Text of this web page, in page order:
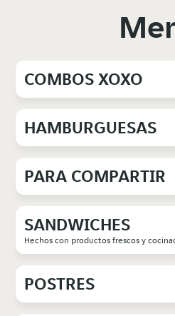
COMBOS XOXO
HAMBURGUESAS
PARA COMPARTIR
SANDWICHES
Hechos con productos frescos y
POSTRES